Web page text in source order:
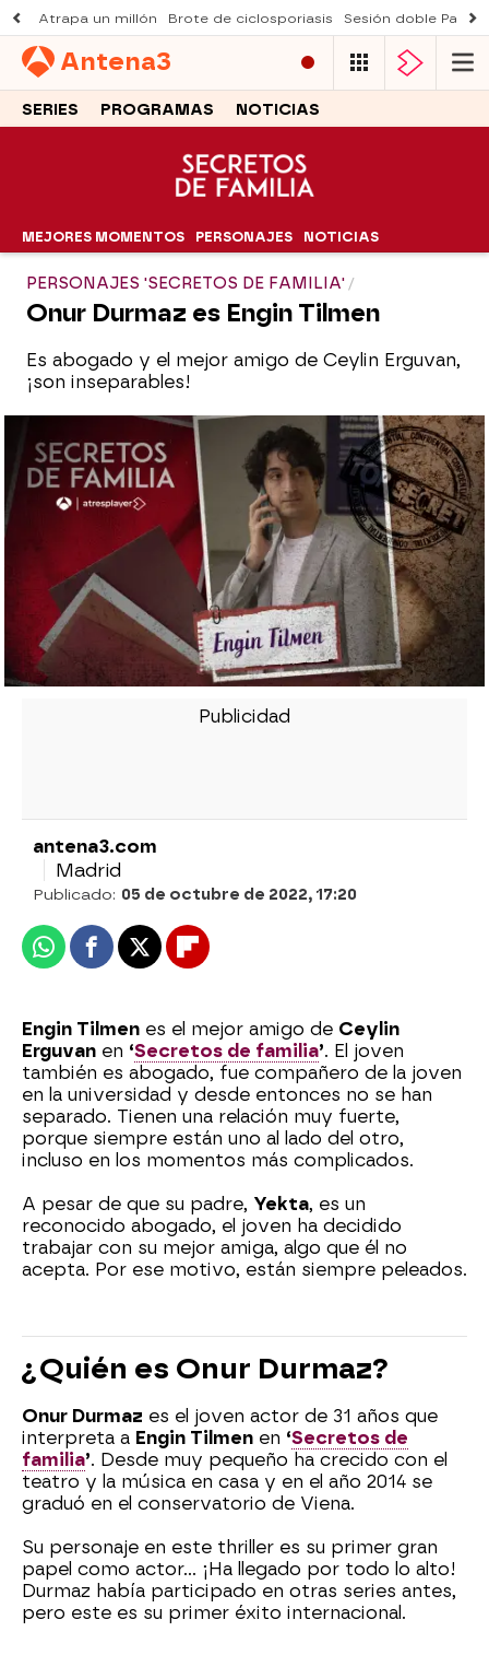
Atrapa un millón Brote de ciclosporiasis Sesión doble
Antena3
SERIES PROGRAMAS NOTICIAS
MEJORES MOMENTOS PERSONAJES NOTICIAS
PERSONAJES 'SECRETOS DE FAMILIA'
Onur Durmaz es Engin Tilmen
Es abogado y el mejor amigo de Ceylin Erguvan,
¡son inseparables!
antena3.com
Madrid
Publicado: 05 de octubre de 2022, 17:20
WhatsappFacebook
X Flipboard
Engin Tilmen es el mejor amigo de Ceylin
Erguvan en ‘Secretos de familia’. El joven
también es abogado, fue compañero de la joven
en la universidad y desde entonces no se han
separado. Tienen una relación muy fuerte,
porque siempre están uno al lado del otro,
incluso en los momentos más complicados.
A pesar de que su padre, Yekta, es un
reconocido abogado, el joven ha decidido
trabajar con su mejor amiga, algo que él no
acepta. Por ese motivo, están siempre peleados.
¿Quién es Onur Durmaz?
Onur Durmaz es el joven actor de 31 años que
interpreta a Engin Tilmen en ‘Secretos de
familia’. Desde muy pequeño ha crecido con el
teatro y la música en casa y en el año 2014 se
graduó en el conservatorio de Viena.
Su personaje en este thriller es su primer gran
papel como actor… ¡Ha llegado por todo lo alto!
Durmaz había participado en otras series antes,
pero este es su primer éxito internacional.